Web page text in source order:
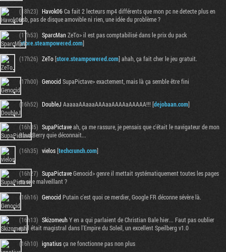
(18h23) Havok06Ca fait 2 lecteurs mp4 différents que mon pc ne detecte plus en
usb, pas de disque amovible ni rien, une idée du problème ?
(17h53) SparcManZeTo> il est pas comptabilisé dans le prix du pack
[store.steampowered.com]
(17h26) ZeTo[store.steampowered.com] ahah, ça fait cher le jeu gratuit.
(17h00) GenocidSupaPictave> exactement, mais là ça semble être fini
(16h52) DoubleJ AaaaaAAaaaAAAaaAAAAaAAAAA!!! [dejobaan.com]
(16h35) SupaPictaveah, ça me rassure, je pensais que c'était le navigateur de mon
BlackBerry quie déconnait...
(16h35) vielos[techcrunch.com]
(16h27) SupaPictaveGenocid> genre il mettait systématiquement toutes les pages
en site malveillant ?
(16h16) GenocidPutain c'est quoi ce merdier, Google FR déconne sévère là.
(16h13) SkizomeuhY en a qui parlaient de Christian Bale hier... Faut pas oublier
qu'il était magistral dans l'Empire du Soleil, un excellent Speilberg v1.0
(16h10) ignatiusça ne fonctionne pas non plus